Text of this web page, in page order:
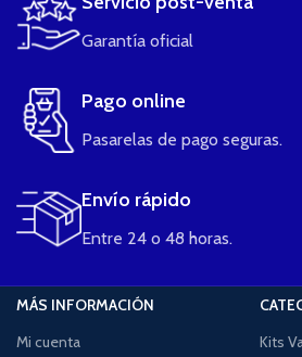
Garantía oficial
Pago online
Pasarelas de pago seguras.
Envío rápido
Entre 24 o 48 horas.
MÁS INFORMACIÓN
Mi cuenta
Kits